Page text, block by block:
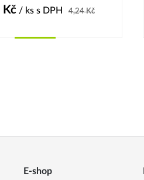
Kč/ ks s DPH 4,24Kč
E-shop